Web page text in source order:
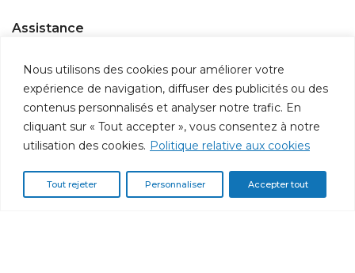
Nous utilisons des cookies pour améliorer votre
expérience de navigation, diffuser des publicités ou des
contenus personnalisés et analyser notre trafic. En
cliquant sur « Tout accepter », vous consentez à notre
utilisation des cookies. Politique relative aux cookies
Personnaliser
Tout rejeter Accepter tout
Assistance
Service client
Suivi de commande
Contactez-nous
Politique de confidentialité
Information